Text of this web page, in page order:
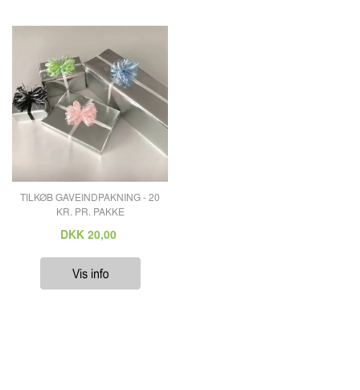
TILKØB GAVEINDPAKNING - 20
KR. PR. PAKKE
DKK 20,00